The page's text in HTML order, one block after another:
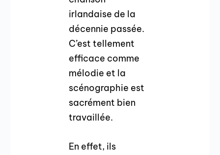
irlandaise de la
décennie passée.
C’est tellement
efficace comme
mélodie et la
scénographie est
sacrément bien
travaillée.
En effet, ils